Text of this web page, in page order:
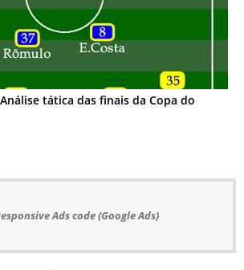
tática das finais da Copa do
Ads code (Google Ads)